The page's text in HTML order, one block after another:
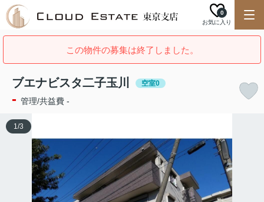
お気に入り
0
この物件の募集は終了しました。
ブエナビスタ二子玉川 空室0
- 管理/共益費 -
1/3